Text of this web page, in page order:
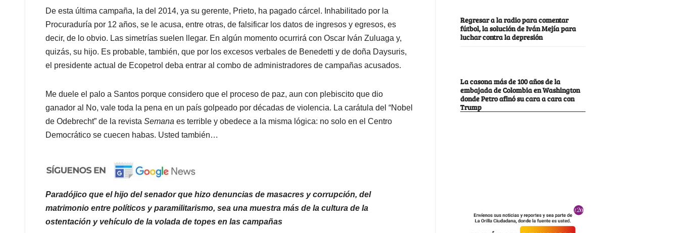
De esta última campaña, la del 2014, ya su gerente, Prieto, ha pagado cárcel. Inhabilitado por la
Procuraduría por 12 años, se le acusa, entre otras, de falsificar los datos de ingresos y egresos, es
decir, de lo obvio. Las simetrías suelen llegar. En algún momento ocurrirá con Oscar Iván Zuluaga y,
quizás, su hijo. Es probable, también, que por los excesos verbales de Benedetti y de doña Daysuris,
el presidente actual de Ecopetrol deba entrar al combo de administradores de campañas acusados.
Me duele el palo a Santos porque considero que el proceso de paz, aun con plebiscito que dio
ganador al No, vale toda la pena en un país golpeado por décadas de violencia. La carátula del “Nobel
de Odebrecht” de la revista Semana es terrible y obedece a la misma lógica: no solo en el Centro
Democrático se cuecen habas. Usted también…
Paradójico que el hijo del senador que hizo denuncias de masacres y corrupción, del
matrimonio entre políticos y paramilitarismo, sea una muestra más de la cultura de la
ostentación y vehículo de la volada de topes en las campañas
Regresar a la radio para comentar
fútbol, la solución de Iván Mejía para
luchar contra la depresión
La casona más de 100 años de la
embajada de Colombia en Washington
donde Petro afinó su cara a cara con
Trump